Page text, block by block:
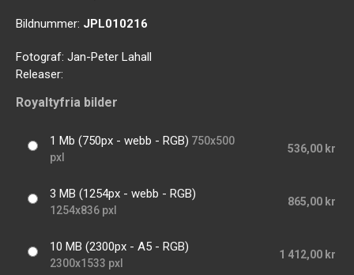
Bildnummer: JPL010216
Fotograf: Jan-Peter Lahall
Releaser:
Royaltyfria bilder
1 Mb (750px - webb - RGB) 750x500
pxl
536,00 kr
3 MB (1254px - webb - RGB)
1254x836 pxl
865,00 kr
10 MB (2300px - A5 - RGB)
2300x1533 pxl
1 412,00 kr